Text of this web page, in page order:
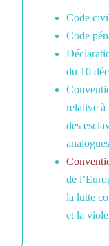
Code
Code
du 10
relative à
des
de
la lutte
et la